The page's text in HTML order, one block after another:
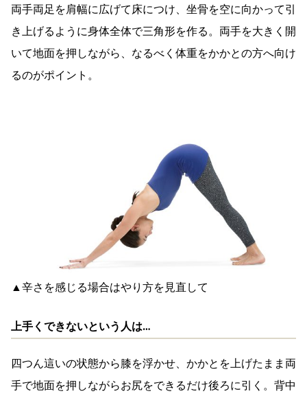
両手両足を肩幅に広げて床につけ、坐骨を空に向かって引
き上げるように身体全体で三角形を作る。両手を大きく開
いて地面を押しながら、なるべく体重をかかとの方へ向け
るのがポイント。
▲辛さを感じる場合はやり方を見直して
上手くできないという人は…
四つん這いの状態から膝を浮かせ、かかとを上げたまま両
手で地面を押しながらお尻をできるだけ後ろに引く。背中